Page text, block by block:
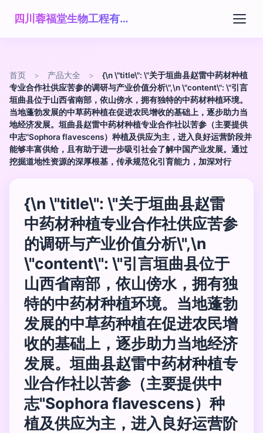
四川蓉福堂生物工程有限公司
首页 > 产品大全 >
{\n \"title\": \"关于垣曲县赵雷中药材种植
专业合作社供应苦参的调研与产业价值分析\",\n \"content\": \"引言
垣曲县位于山西省南部，依山傍水，拥有独特的中药材种植环境。
当地蓬勃发展的中草药种植在促进农民增收的基础上，逐步助力当
地经济发展。垣曲县赵雷中药材种植专业合作社以苦参（主要提供
中志"Sophora flavescens）种植及供应为主，进入良好运营阶段并
能够丰富供给，且有助于进一步吸引社会了解中国产业发展。通过
挖掘道地性资源的深厚根基，传承规范化引育能力，加深对行
{\n \"title\": \"关于垣曲县赵雷
中药材种植专业合作社供应苦参
的调研与产业价值分析\",\n
\"content\": \"引言垣曲县位于
山西省南部，依山傍水，拥有独
特的中药材种植环境。当地蓬勃
发展的中草药种植在促进农民增
收的基础上，逐步助力当地经济
发展。垣曲县赵雷中药材种植专
业合作社以苦参（主要提供中
志"Sophora flavescens）种
植及供应为主，进入良好运营阶